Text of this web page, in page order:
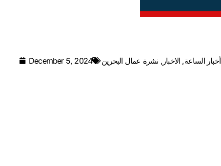
December 5, 2024 أخبار الساعة, الاخبار , نشرة عمال البحرين